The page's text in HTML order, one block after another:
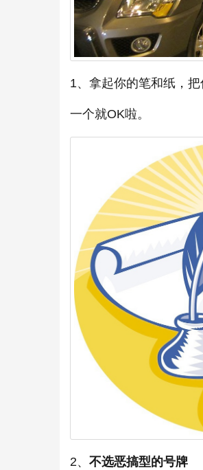
1、拿起你的笔和纸，
一个就OK啦。
2、 不选恶搞型的号牌